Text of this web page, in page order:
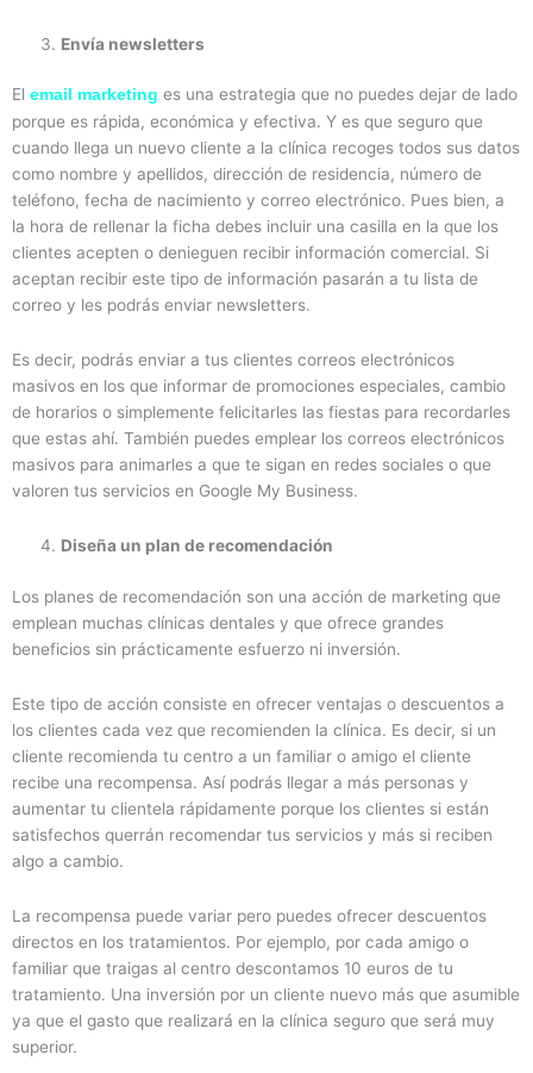
Envía newsletters
El email marketing es una estrategia que no puedes dejar de lado
porque es rápida, económica y efectiva. Y es que seguro que
cuando llega un nuevo cliente a la clínica recoges todos sus datos
como nombre y apellidos, dirección de residencia, número de
teléfono, fecha de nacimiento y correo electrónico. Pues bien, a
la hora de rellenar la ficha debes incluir una casilla en la que los
clientes acepten o denieguen recibir información comercial. Si
aceptan recibir este tipo de información pasarán a tu lista de
correo y les podrás enviar newsletters.
Es decir, podrás enviar a tus clientes correos electrónicos
masivos en los que informar de promociones especiales, cambio
de horarios o simplemente felicitarles las fiestas para recordarles
que estas ahí. También puedes emplear los correos electrónicos
masivos para animarles a que te sigan en redes sociales o que
valoren tus servicios en Google My Business.
Diseña un plan de recomendación
Los planes de recomendación son una acción de marketing que
emplean muchas clínicas dentales y que ofrece grandes
beneficios sin prácticamente esfuerzo ni inversión.
Este tipo de acción consiste en ofrecer ventajas o descuentos a
los clientes cada vez que recomienden la clínica. Es decir, si un
cliente recomienda tu centro a un familiar o amigo el cliente
recibe una recompensa. Así podrás llegar a más personas y
aumentar tu clientela rápidamente porque los clientes si están
satisfechos querrán recomendar tus servicios y más si reciben
algo a cambio.
La recompensa puede variar pero puedes ofrecer descuentos
directos en los tratamientos. Por ejemplo, por cada amigo o
familiar que traigas al centro descontamos 10 euros de tu
tratamiento. Una inversión por un cliente nuevo más que asumible
ya que el gasto que realizará en la clínica seguro que será muy
superior.